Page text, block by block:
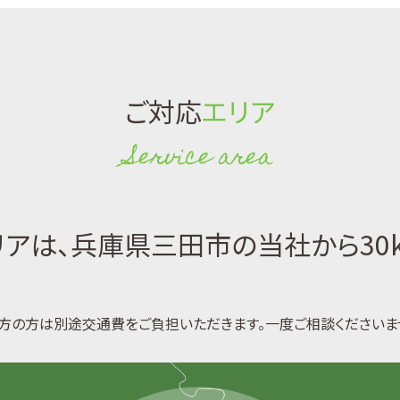
ご対応エリア
Service area
は、兵庫県三田市の当社から
の方は別途交通費をご負担いただきます。一度ご相談くださいま